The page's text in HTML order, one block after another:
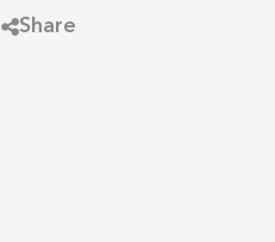
Share